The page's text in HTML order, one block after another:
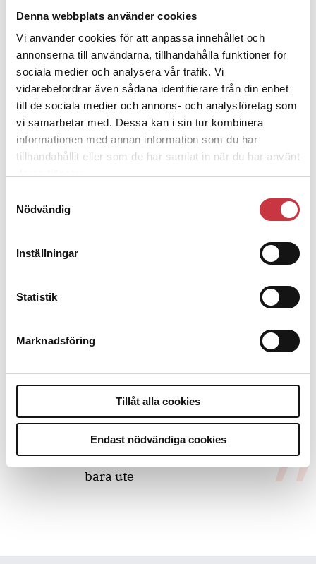
Denna webbplats använder cookies
Vi använder cookies för att anpassa innehållet och
annonserna till användarna, tillhandahålla funktioner för
sociala medier och analysera vår trafik. Vi
vidarebefordrar även sådana identifierare från din enhet
till de sociala medier och annons- och analysföretag som
vi samarbetar med. Dessa kan i sin tur kombinera
informationen med annan information som du har
tillhandahållit eller som de har samlat in när du har använt
Nödvändig
Inställningar
Statistik
Marknadsföring
Tillåt alla cookies
Endast nödvändiga cookies
4 juni 2026
Polisregionen erkänner fel: ”Kommer
att rättas till”
Debatt
9 juli 2026
Det är inte evidenskrav som
Debatt:Med för höga krav på evidens
kan polisen inte göra något alls
15 juni 2026
Mats Johansson:Poliser behövs inte
bara ute